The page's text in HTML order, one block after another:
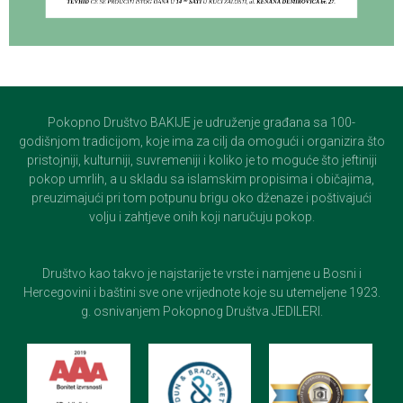
Pokopno Društvo BAKIJE je udruženje građana sa 100-
godišnjom tradicijom, koje ima za cilj da omogući i organizira što
pristojniji, kulturniji, suvremeniji i koliko je to moguće što jeftiniji
pokop umrlih, a u skladu sa islamskim propisima i običajima,
preuzimajući pri tom potpunu brigu oko dženaze i poštivajući
volju i zahtjeve onih koji naručuju pokop.
Društvo kao takvo je najstarije te vrste i namjene u Bosni i
Hercegovini i baštini sve one vrijednote koje su utemeljene 1923.
g. osnivanjem Pokopnog Društva JEDILERI.